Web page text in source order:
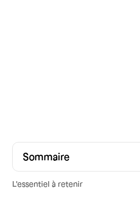
L'essentiel à retenir
Sommaire